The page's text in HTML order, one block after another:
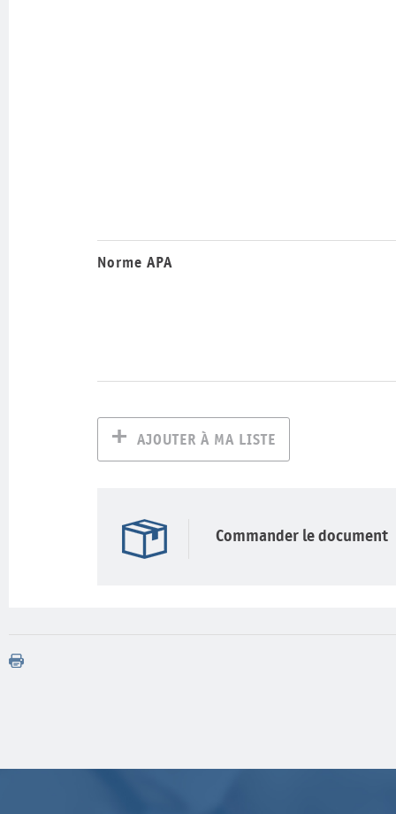
Norme APA
AJOUTER À MA LISTE
Commander le document